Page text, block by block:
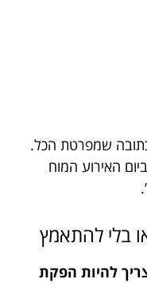
שמפרטת הכל.
האירוע המוח
בלי להתאמץ
להיות הפקת